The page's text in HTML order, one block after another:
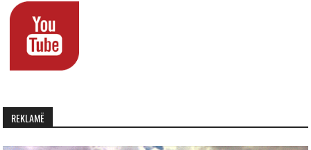
REKLAMË